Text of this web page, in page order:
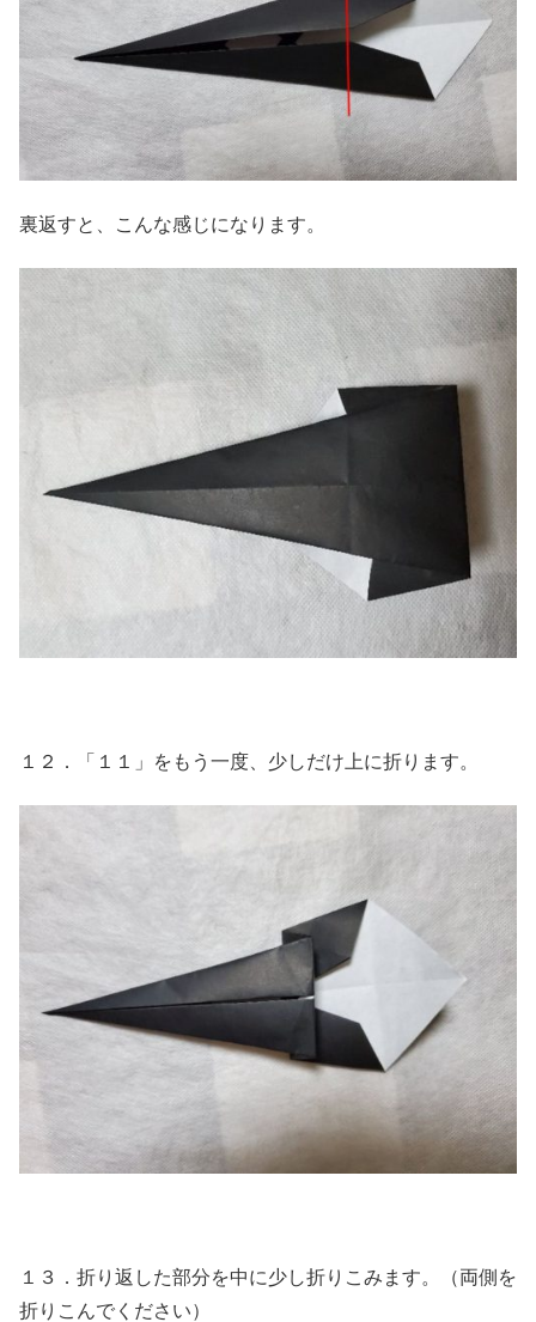
裏返すと、こんな感じになります。
１２．「１１」をもう一度、少しだけ上に折ります。
１３．折り返した部分を中に少し折りこみます。（両側を
折りこんでください）